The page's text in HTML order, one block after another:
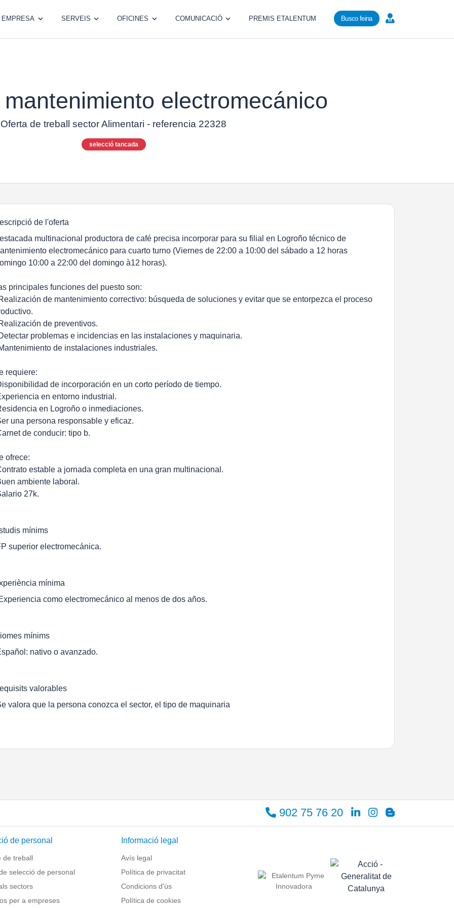
EMPRESA SERVEIS OFICINES COMUNICACIÓ PREMIS ETALENTUM Busco feina
electromecánico
Oferta de treball sector Alimentari - referencia 22328
selecció tancada
de l'oferta
multinacional productora de café precisa incorporar para su filial en Logroño técnico de
electromecánico para cuarto turno (Viernes de 22:00 a 10:00 del sábado a 12 horas
10:00 a 22:00 del domingo à12 horas).
principales funciones del puesto son:
de mantenimiento correctivo: búsqueda de soluciones y evitar que se entorpezca el proceso
de preventivos.
problemas e incidencias en las instalaciones y maquinaria.
de instalaciones industriales.
requiere:
de incorporación en un corto período de tiempo.
en entorno industrial.
en Logroño o inmediaciones.
una persona responsable y eficaz.
de conducir: tipo b.
ofrece:
estable a jornada completa en una gran multinacional.
ambiente laboral.
27k.
mínims
superior electromecánica.
mínima
como electromecánico al menos de dos años.
mínims
nativo o avanzado.
valorables
valora que la persona conozca el sector, el tipo de maquinaria
902 75 76 20
de personal
de treball
selecció de personal
sectors
per a empreses
Informació legal
Avís legal
Política de privacitat
Condicions d'ús
Política de cookies